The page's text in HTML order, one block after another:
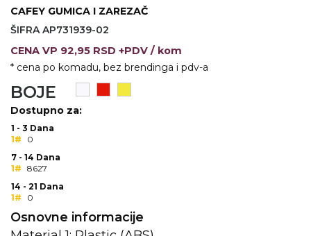
VINO I BAR
UPALJAČI
SLOBODNO VREME
PRIVESCI
ALAT
ŠOLJE
LAMPE
ZDRAVLJE I LEPOTA
CAFEY GUMICA I ZAREZAČ
ŠIFRA AP731939-02
CENA VP 92,95 RSD +PDV / kom
* cena po komadu, bez brendinga i pdv-a
BOJE
Dostupno za:
1 - 3 Dana
1#
0
7 - 14 Dana
1# 8627
14 - 21 Dana
1#
0
Osnovne informacije